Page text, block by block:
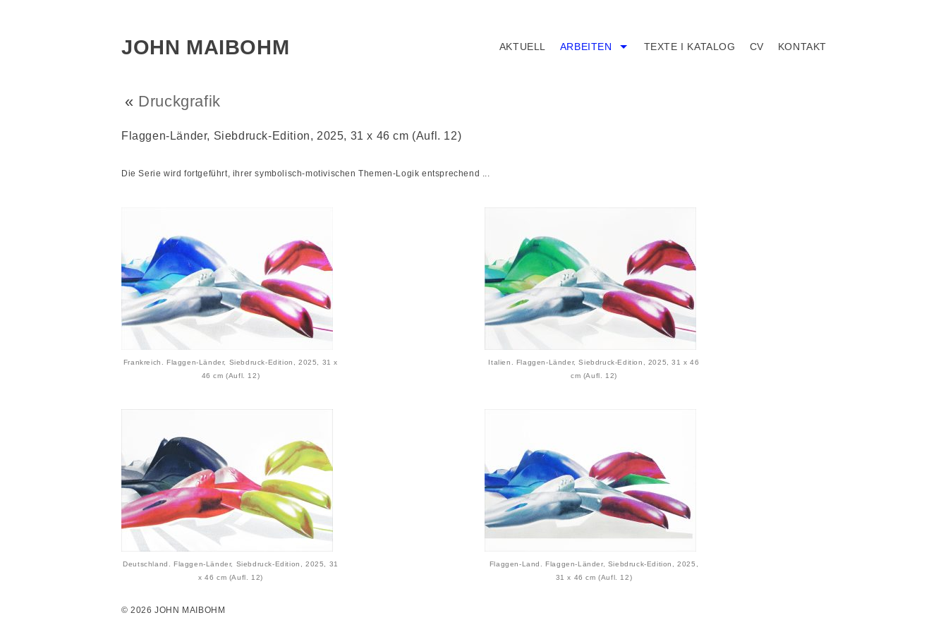
JOHN MAIBOHM AKTUELL ARBEITEN TEXTE I KATALOG CV KONTAKT
« Druckgrafik
Flaggen-Länder, Siebdruck-Edition, 2025, 31 x 46 cm (Aufl. 12)
Die Serie wird fortgeführt, ihrer symbolisch-motivischen Themen-Logik entsprechend ...
Frankreich. Flaggen-Länder, Siebdruck-Edition, 2025, 31 x
46 cm (Aufl. 12)
Italien. Flaggen-Länder, Siebdruck-Edition, 2025, 31 x 46
cm (Aufl. 12)
Deutschland. Flaggen-Länder, Siebdruck-Edition, 2025, 31
x 46 cm (Aufl. 12)
Flaggen-Land. Flaggen-Länder, Siebdruck-Edition, 2025,
31 x 46 cm (Aufl. 12)
© 2026 JOHN MAIBOHM